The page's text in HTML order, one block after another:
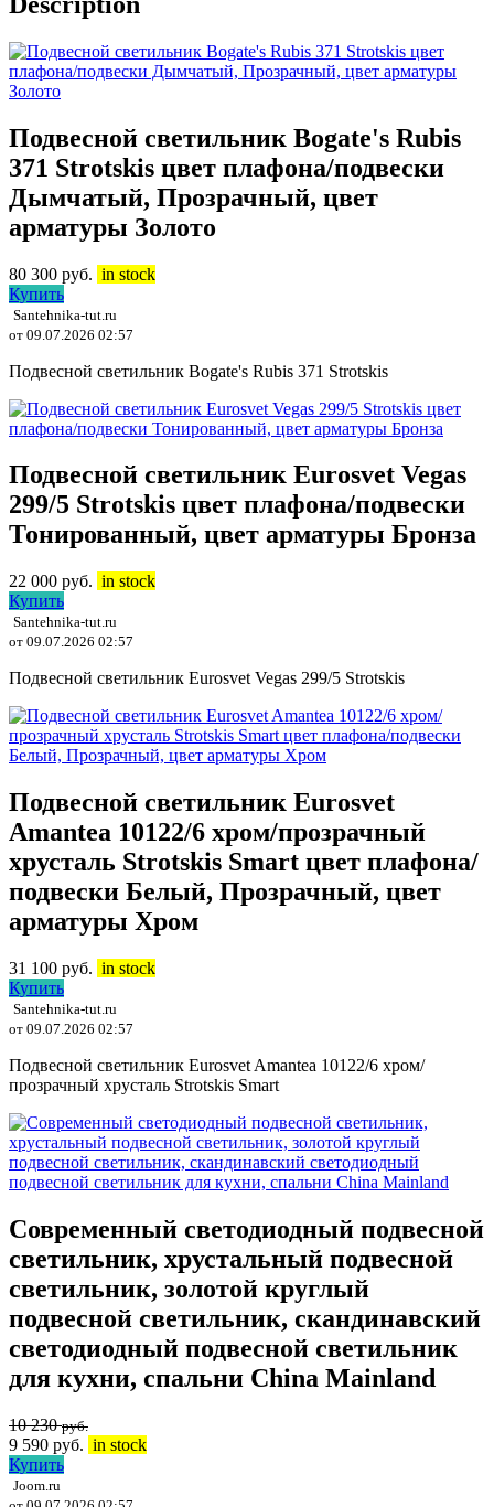
Подвесной светильник Bogate's Rubis
371 Strotskis цвет плафона/подвески
Дымчатый, Прозрачный, цвет
арматуры Золото
80 300 руб. in stock
Купить
Santehnika-tut.ru
от 09.07.2026 02:57
Подвесной светильник Bogate's Rubis 371 Strotskis
Подвесной светильник Eurosvet Vegas
299/5 Strotskis цвет плафона/подвески
Тонированный, цвет арматуры Бронза
22 000 руб. in stock
Купить
Santehnika-tut.ru
от 09.07.2026 02:57
Подвесной светильник Eurosvet Vegas 299/5 Strotskis
Подвесной светильник Eurosvet
Amantea 10122/6 хром/прозрачный
хрусталь Strotskis Smart цвет плафона/
подвески Белый, Прозрачный, цвет
арматуры Хром
31 100 руб. in stock
Купить
Santehnika-tut.ru
от 09.07.2026 02:57
Подвесной светильник Eurosvet Amantea 10122/6 хром/
прозрачный хрусталь Strotskis Smart
Современный светодиодный подвесной
светильник, хрустальный подвесной
светильник, золотой круглый
подвесной светильник, скандинавский
светодиодный подвесной светильник
для кухни, спальни China Mainland
10 230руб.
9 590 руб. in stock
Купить
Joom.ru